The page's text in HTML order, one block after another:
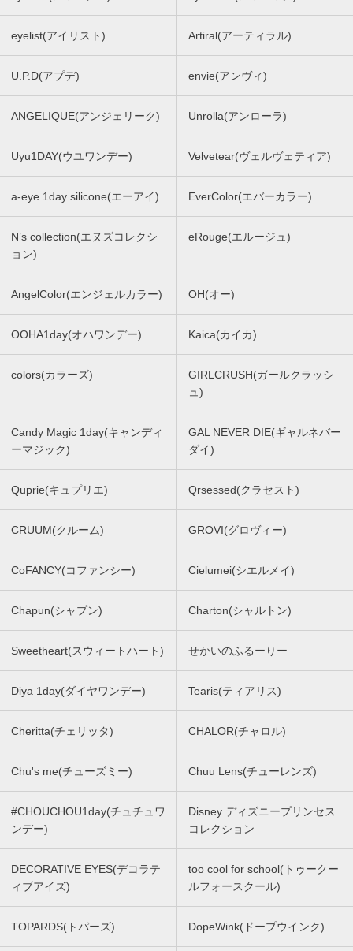
eyelist(アイリスト) Artiral(アーティラル)
U.P.D(アプデ) envie(アンヴィ)
ANGELIQUE(アンジェリーク) Unrolla(アンローラ)
Uyu1DAY(ウユワンデー) Velvetear(ヴェルヴェティア)
a-eye 1day silicone(エーアイ) EverColor(エバーカラー)
N’s collection(エヌズコレクシ
ョン)
eRouge(エルージュ)
AngelColor(エンジェルカラー) OH(オー)
OOHA1day(オハワンデー) Kaica(カイカ)
colors(カラーズ)
GIRLCRUSH(ガールクラッシ
ュ)
Candy Magic 1day(キャンディ
ーマジック)
GAL NEVER DIE(ギャルネバー
ダイ)
Quprie(キュプリエ) Qrsessed(クラセスト)
CRUUM(クルーム) GROVI(グロヴィー)
CoFANCY(コファンシー) Cielumei(シエルメイ)
Chapun(シャプン) Charton(シャルトン)
Sweetheart(スウィートハート) せかいのふるーりー
Diya 1day(ダイヤワンデー) Tearis(ティアリス)
Cheritta(チェリッタ) CHALOR(チャロル)
Chu's me(チューズミー) Chuu Lens(チューレンズ)
#CHOUCHOU1day(チュチュワ
ンデー)
Disney ディズニープリンセス
コレクション
DECORATIVE EYES(デコラテ
ィブアイズ)
too cool for school(トゥークー
ルフォースクール)
TOPARDS(トパーズ) DopeWink(ドープウインク)